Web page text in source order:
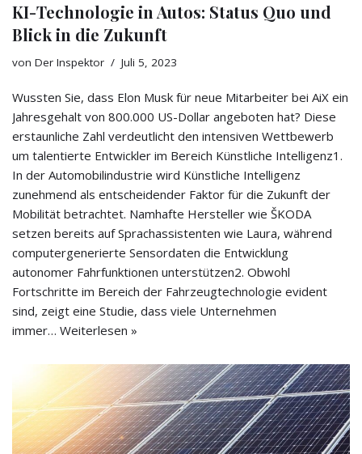
KI-Technologie in Autos: Status Quo und
Blick in die Zukunft
von Der Inspektor Juli 5, 2023
Wussten Sie, dass Elon Musk für neue Mitarbeiter bei AiX ein
Jahresgehalt von 800.000 US-Dollar angeboten hat? Diese
erstaunliche Zahl verdeutlicht den intensiven Wettbewerb
um talentierte Entwickler im Bereich Künstliche Intelligenz1.
In der Automobilindustrie wird Künstliche Intelligenz
zunehmend als entscheidender Faktor für die Zukunft der
Mobilität betrachtet. Namhafte Hersteller wie ŠKODA
setzen bereits auf Sprachassistenten wie Laura, während
computergenerierte Sensordaten die Entwicklung
autonomer Fahrfunktionen unterstützen2. Obwohl
Fortschritte im Bereich der Fahrzeugtechnologie evident
sind, zeigt eine Studie, dass viele Unternehmen
immer… Weiterlesen »